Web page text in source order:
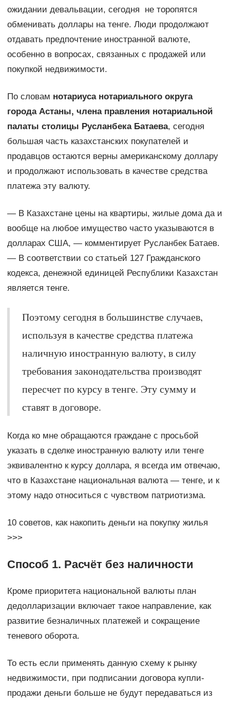
ожидании девальвации, сегодня не торопятся
обменивать доллары на тенге. Люди продолжают
отдавать предпочтение иностранной валюте,
особенно в вопросах, связанных с продажей или
покупкой недвижимости.
По словам нотариуса нотариального округа
города Астаны, члена правления нотариальной
палаты столицы Русланбека Батаева, сегодня
большая часть казахстанских покупателей и
продавцов остаются верны американскому доллару
и продолжают использовать в качестве средства
платежа эту валюту.
— В Казахстане цены на квартиры, жилые дома да и
вообще на любое имущество часто указываются в
долларах США, — комментирует Русланбек Батаев.
— В соответствии со статьей 127 Гражданского
кодекса, денежной единицей Республики Казахстан
является тенге.
Поэтому сегодня в большинстве случаев,
используя в качестве средства платежа
наличную иностранную валюту, в силу
требования законодательства производят
пересчет по курсу в тенге. Эту сумму и
ставят в договоре.
Когда ко мне обращаются граждане с просьбой
указать в сделке иностранную валюту или тенге
эквивалентно к курсу доллара, я всегда им отвечаю,
что в Казахстане национальная валюта — тенге, и к
этому надо относиться с чувством патриотизма.
10 советов, как накопить деньги на покупку жилья
>>>
Способ 1. Расчёт без наличности
Кроме приоритета национальной валюты план
дедолларизации включает такое направление, как
развитие безналичных платежей и сокращение
теневого оборота.
То есть если применять данную схему к рынку
недвижимости, при подписании договора купли-
продажи деньги больше не будут передаваться из